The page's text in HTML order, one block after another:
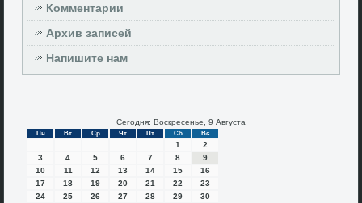
Комментарии
Архив записей
Напишите нам
Сегодня: Воскресенье, 9 Августа
Пн Вт Ср Чт Пт Сб Вс
1
2
3
4 5 6 7 8
9
10
11 12 13 14 15
16
17
18 19 20 21 22
23
24
25 26 27 28 29
30